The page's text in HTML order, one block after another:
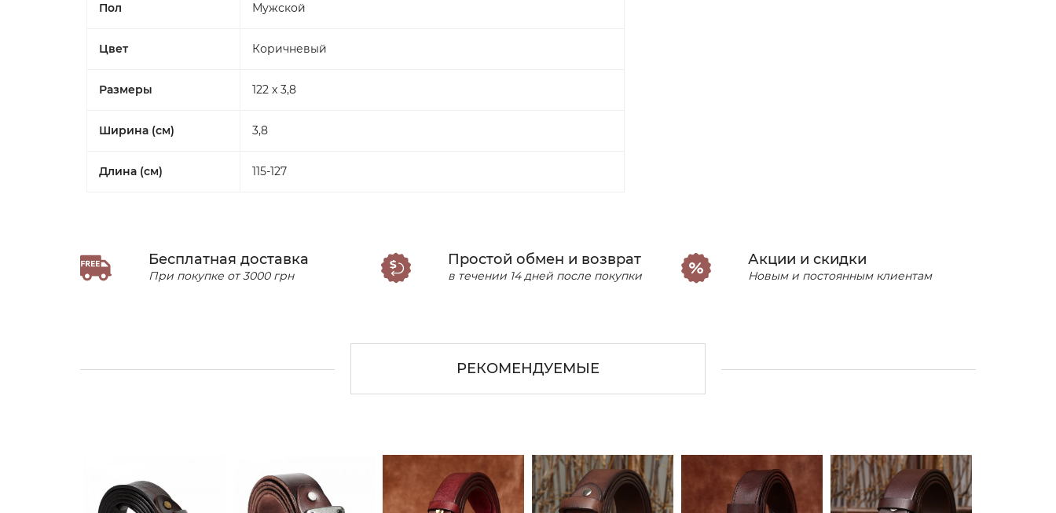
Пол Мужской
Цвет Коричневый
Размеры 122 x 3,8
Ширина (см) 3,8
Длина (см) 115-127
Бесплатная доставка
При покупке от 3000 грн
Простой обмен и возврат
в течении 14 дней после покупки
Акции и скидки
Новым и постоянным клиентам
РЕКОМЕНДУЕМЫЕ